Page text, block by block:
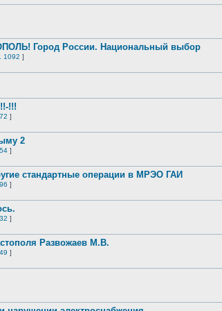
Город России. Национальный выбор
1092 ]
!!!
]
2
]
стандартные операции в МРЭО ГАИ
]
]
Развожаев М.В.
]